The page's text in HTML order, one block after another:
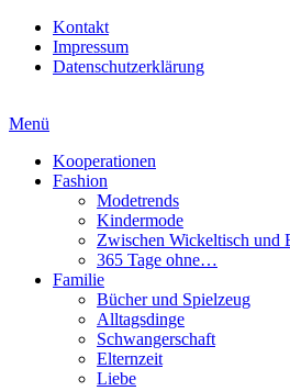
Kontakt
Impressum
Datenschutzerklärung
Menü
Kooperationen
Fashion
Modetrends
Kindermode
Zwischen Wickeltisch und
365 Tage ohne…
Familie
Bücher und Spielzeug
Alltagsdinge
Schwangerschaft
Elternzeit
Liebe